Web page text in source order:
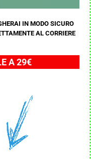
IN MODO SICURO
AL CORRIERE
A 29€